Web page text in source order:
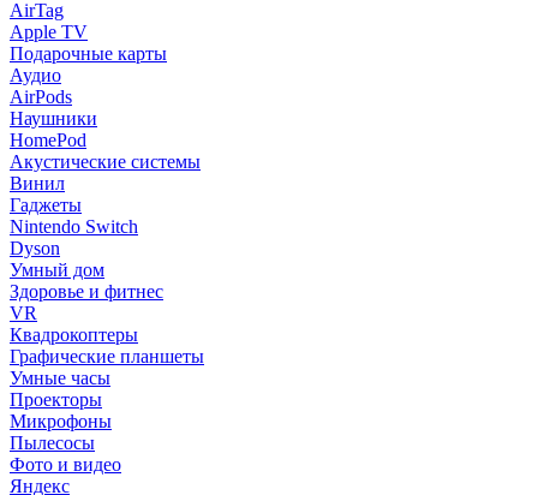
AirTag
Apple TV
Подарочные карты
Аудио
AirPods
Наушники
HomePod
Акустические системы
Винил
Гаджеты
Nintendo Switch
Dyson
Умный дом
Здоровье и фитнес
VR
Квадрокоптеры
Графические планшеты
Умные часы
Проекторы
Микрофоны
Пылесосы
Фото и видео
Яндекс